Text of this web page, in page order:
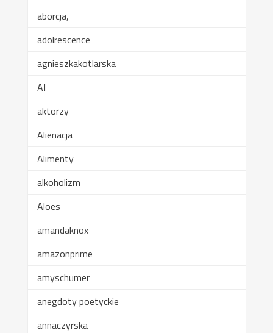
aborcja,
adolrescence
agnieszkakotlarska
AI
aktorzy
Alienacja
Alimenty
alkoholizm
Aloes
amandaknox
amazonprime
amyschumer
anegdoty poetyckie
annaczyrska